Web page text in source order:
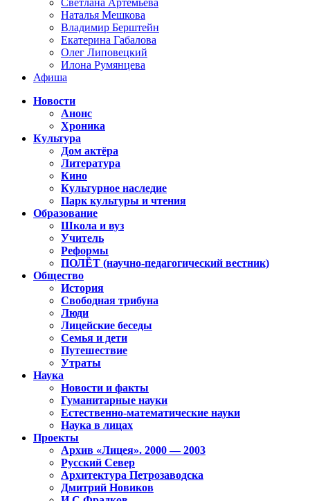
Светлана Артемьева
Наталья Мешкова
Владимир Берштейн
Екатерина Габалова
Олег Липовецкий
Илона Румянцева
Афиша
Новости
Анонс
Хроника
Культура
Дом актёра
Литература
Кино
Культурное наследие
Парк культуры и чтения
Образование
Школа и вуз
Учитель
Реформы
ПОЛЁТ (научно-педагогический вестник)
Общество
История
Свободная трибуна
Люди
Лицейские беседы
Семья и дети
Путешествие
Утраты
Наука
Новости и факты
Гуманитарные науки
Естественно-математические науки
Наука в лицах
Проекты
Архив «Лицея». 2000 — 2003
Русский Север
Архитектура Петрозаводска
Дмитрий Новиков